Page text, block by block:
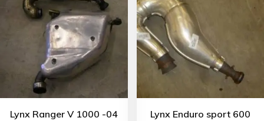
Lynx Ranger V 1000 -04
Lynx Enduro sport 600